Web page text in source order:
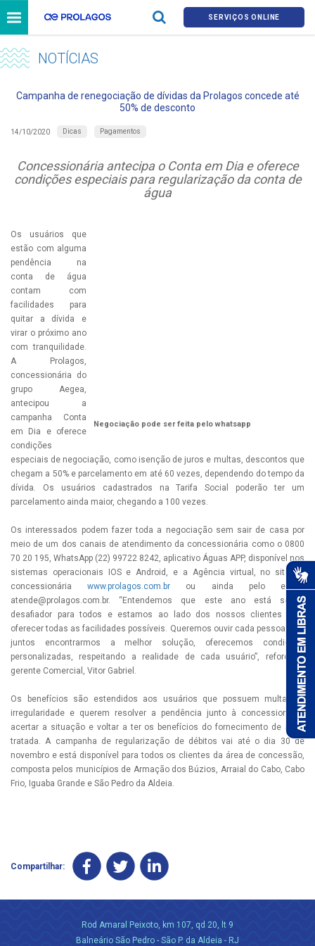
SERVIÇOS ONLINE
NOTÍCIAS
Campanha de renegociação de dívidas da Prolagos concede até
50% de desconto
14/10/2020 Dicas Pagamentos
Concessionária antecipa o Conta em Dia e oferece
condições especiais para regularização da conta de
água
Negociação pode ser feita pelo whatsapp
Os usuários que
estão com alguma
pendência na
conta de água
contam com
facilidades para
quitar a dívida e
virar o próximo ano
com tranquilidade.
A Prolagos,
concessionária do
grupo Aegea,
antecipou a
campanha Conta
em Dia e oferece
condições
especiais de negociação, como isenção de juros e multas, descontos que
chegam a 50% e parcelamento em até 60 vezes, dependendo do tempo da
dívida. Os usuários cadastrados na Tarifa Social poderão ter um
parcelamento ainda maior, chegando a 100 vezes.
Os interessados podem fazer toda a negociação sem sair de casa por
meio de um dos canais de atendimento da concessionária como o 0800
70 20 195, WhatsApp (22) 99722 8242, aplicativo Águas APP, disponível nos
sistemas operacionais IOS e Android, e a Agência virtual, no site da
concessionáriawww.prolagos.com.br ou ainda pelo e-mail
atende@prolagos.com.br. “Entendemos que este ano está sendo
desafiador para todos e estamos ao lado dos nossos clientes para
oferecer todas as facilidades possíveis. Queremos ouvir cada pessoa para
juntos encontrarmos a melhor solução, oferecemos condições
personalizadas, respeitando a realidade de cada usuário”, reforça o
gerente Comercial, Vitor Gabriel.
Os benefícios são estendidos aos usuários que possuem multa por
irregularidade e querem resolver a pendência junto à concessionária,
acertar a situação e voltar a ter os benefícios do fornecimento de água
tratada. A campanha de regularização de débitos vai até o dia 30 de
novembro e está disponível para todos os clientes da área de concessão,
composta pelos municípios de Armação dos Búzios, Arraial do Cabo, Cabo
Frio, Iguaba Grande e São Pedro da Aldeia.
Compartilhar:
Rod Amaral Peixoto, km 107, qd 20, lt 9
Balneário São Pedro - São P. da Aldeia - RJ